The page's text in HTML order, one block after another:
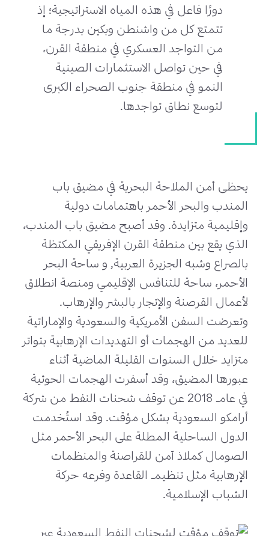
دورًا فاعل في هذه المياه الاستراتيجية؛ إذ
تتمتع كل من واشنطن وبكين بدرجة ما
من التواجد العسكري في منطقة القرن،
في حين تواصل الاستثمارات الصينية
النمو في منطقة جنوب الصحراء الكبرى
لتوسع نطاق تواجدها.
يحظى أمن الملاحة البحرية في مضيق باب
المندب والبحر الأحمر باهتمامات دولية
وإقليمية متزايدة. وقد أصبح مضيق باب المندب،
الذي يقع بين منطقة القرن الإفريقي المكتظة
بالصراع وشبه الجزيرة العربية, و ساحة البحر
الأحمر، ساحة للتنافس الإقليمي ومنصة انطلاق
لأعمال القرصنة والإتجار بالبشر والإرهاب.
وتعرضت السفن الأمريكية والسعودية والإماراتية
للعديد من الهجمات أو التهديدات الإرهابية بتواتر
متزايد خلال السنوات القليلة الماضية أثناء
عبورها المضيق، وقد أسفرت الهجمات الحوثية
في عام 2018 عن توقف شحنات النفط من شركة
أرامكو السعودية بشكل مؤقت. وقد استُخدمت
الدول الساحلية المطلة على البحر الأحمر مثل
الصومال كملاذ آمن للقراصنة والمنظمات
الإرهابية مثل تنظيم القاعدة وفرعه حركة
الشباب الإسلامية.